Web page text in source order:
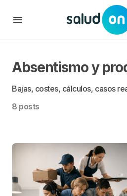
Absentismo y
Bajas, costes, cálculos, casos
8 posts